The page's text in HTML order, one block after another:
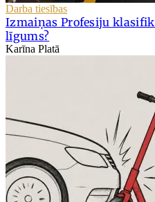
Darba tiesības
Izmaiņas Profesiju
līgums?
Karīna Platā